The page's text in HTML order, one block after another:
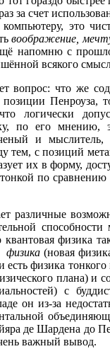
за счет
это
воображение,
напомню с
всякого
вопрос: что же
Пенроуза,
логически
по его мнению,
и
тем, с позиций
их в форму,
по
различные
способности
физика
физика(новая
физика
плана) и
с
он из-за
де Шардена до
важный вывод.